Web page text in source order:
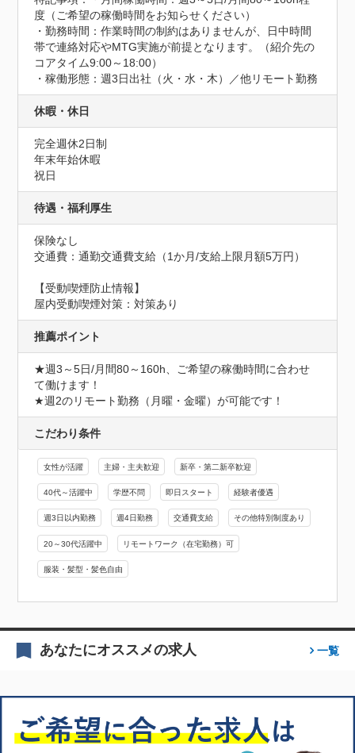
度（ご希望の稼働時間をお知らせください）
・勤務時間：作業時間の制約はありませんが、日中時間
帯で連絡対応やMTG実施が前提となります。（紹介先の
コアタイム9:00～18:00）
・稼働形態：週3日出社（火・水・木）／他リモート勤務
休暇・休日
完全週休2日制
年末年始休暇
祝日
待遇・福利厚生
保険なし
交通費：通勤交通費支給（1か月/支給上限月額5万円）
【受動喫煙防止情報】
屋内受動喫煙対策：対策あり
推薦ポイント
★週3～5日/月間80～160h、ご希望の稼働時間に合わせ
て働けます！
★週2のリモート勤務（月曜・金曜）が可能です！
こだわり条件
女性が活躍 主婦・主夫歓迎 新卒・第二新卒歓迎
40代～活躍中 学歴不問 即日スタート 経験者優遇
週3日以内勤務 週4日勤務 交通費支給 その他特別制度あり
20～30代活躍中 リモートワーク（在宅勤務）可
服装・髪型・髪色自由
あなたにオススメの求人 一覧